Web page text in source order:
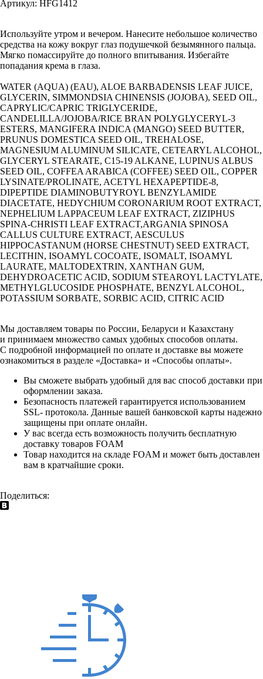
Артикул: HFG1412
Используйте утром и вечером. Нанесите небольшое количество
средства на кожу вокруг глаз подушечкой безымянного пальца.
Мягко помассируйте до полного впитывания. Избегайте
попадания крема в глаза.
WATER (AQUA) (EAU), ALOE BARBADENSIS LEAF JUICE,
GLYCERIN, SIMMONDSIA CHINENSIS (JOJOBA), SEED OIL,
CAPRYLIC/CAPRIC TRIGLYCERIDE,
CANDELILLA/JOJOBA/RICE BRAN POLYGLYCERYL-3
ESTERS, MANGIFERA INDICA (MANGO) SEED BUTTER,
PRUNUS DOMESTICA SEED OIL, TREHALOSE,
MAGNESIUM ALUMINUM SILICATE, CETEARYL ALCOHOL,
GLYCERYL STEARATE, C15-19 ALKANE, LUPINUS ALBUS
SEED OIL, COFFEA ARABICA (COFFEE) SEED OIL, COPPER
LYSINATE/PROLINATE, ACETYL HEXAPEPTIDE-8,
DIPEPTIDE DIAMINOBUTYROYL BENZYLAMIDE
DIACETATE, HEDYCHIUM CORONARIUM ROOT EXTRACT,
NEPHELIUM LAPPACEUM LEAF EXTRACT, ZIZIPHUS
SPINA-CHRISTI LEAF EXTRACT,ARGANIA SPINOSA
CALLUS CULTURE EXTRACT, AESCULUS
HIPPOCASTANUM (HORSE CHESTNUT) SEED EXTRACT,
LECITHIN, ISOAMYL COCOATE, ISOMALT, ISOAMYL
LAURATE, MALTODEXTRIN, XANTHAN GUM,
DEHYDROACETIC ACID, SODIUM STEAROYL LACTYLATE,
METHYLGLUCOSIDE PHOSPHATE, BENZYL ALCOHOL,
POTASSIUM SORBATE, SORBIC ACID, CITRIC ACID
Мы доставляем товары по России, Беларуси и Казахстану
и принимаем множество самых удобных способов оплаты.
С подробной информацией по оплате и доставке вы можете
ознакомиться в разделе «Доставка» и «Способы оплаты».
Вы сможете выбрать удобный для вас способ доставки при
оформлении заказа.
Безопасность платежей гарантируется использованием
SSL- протокола. Данные вашей банковской карты надежно
защищены при оплате онлайн.
У вас всегда есть возможность получить бесплатную
доставку товаров FOAM
Товар находится на складе FOAM и может быть доставлен
вам в кратчайшие сроки.
Поделиться: